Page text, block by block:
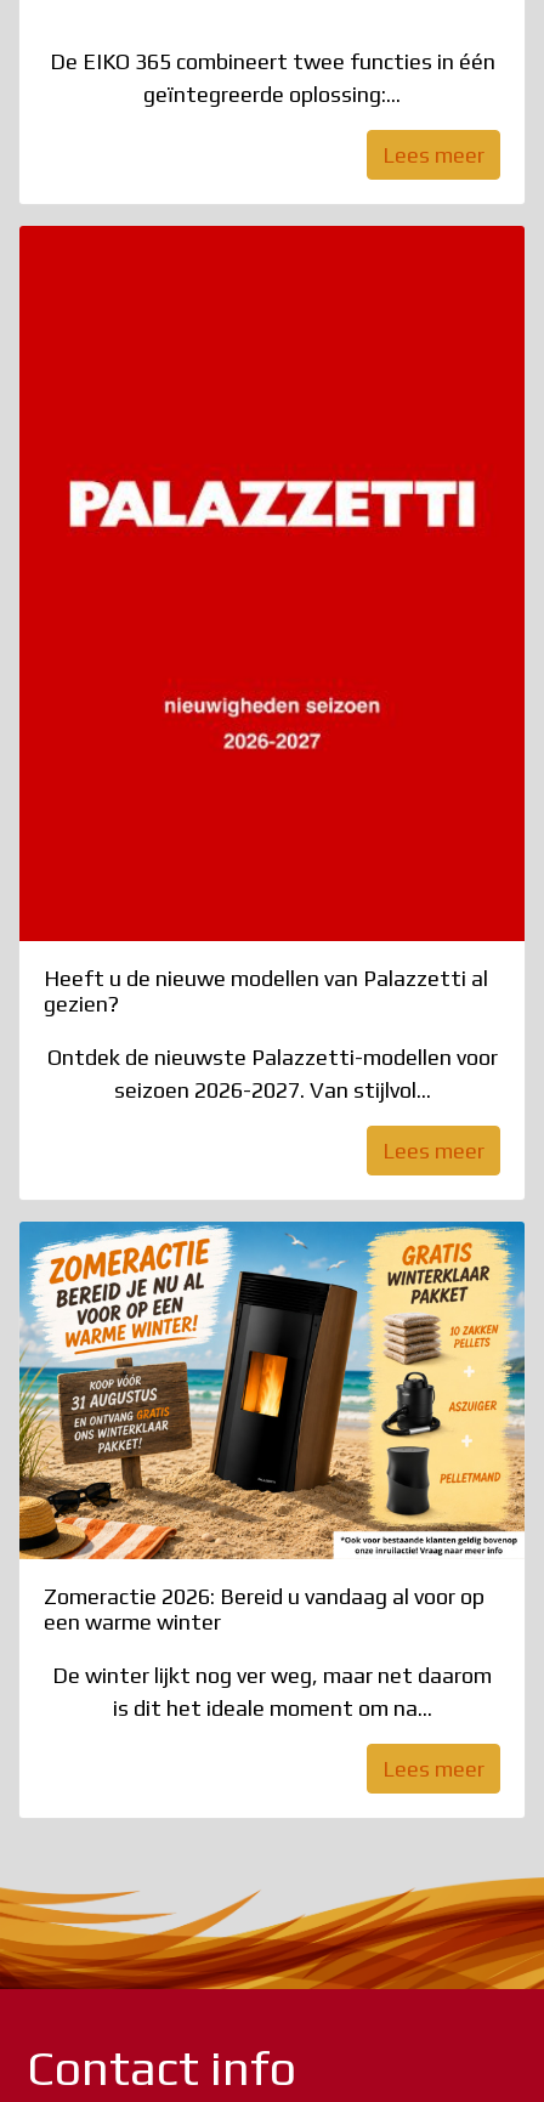
De EIKO 365 combineert twee functies in één
geïntegreerde oplossing:...
Lees meer
Heeft u de nieuwe modellen van Palazzetti al
gezien?
Ontdek de nieuwste Palazzetti-modellen voor
seizoen 2026-2027. Van stijlvol...
Lees meer
Zomeractie 2026: Bereid u vandaag al voor op
een warme winter
De winter lijkt nog ver weg, maar net daarom
is dit het ideale moment om na...
Lees meer
Contact info